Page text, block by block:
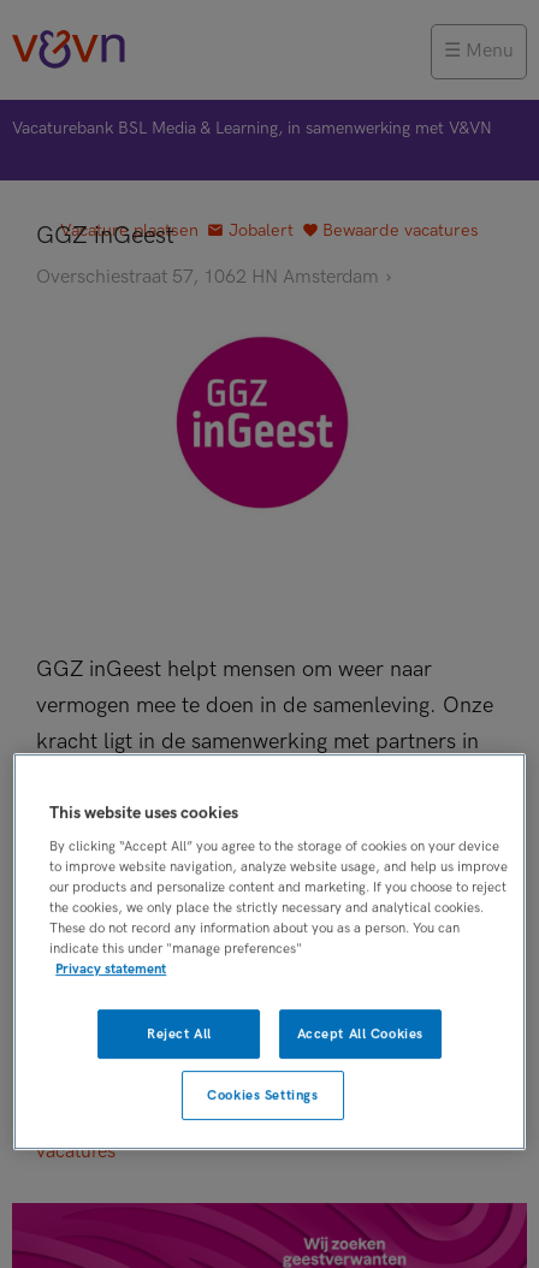
Menu
Vacaturebank BSL Media & Learning, in samenwerking met V&VN
Vacature plaatsen Jobalert Bewaarde vacatures
GGZ inGeest
Overschiestraat 57, 1062 HN Amsterdam
GGZ inGeest helpt mensen om weer naar
vermogen mee te doen in de samenleving. Onze
kracht ligt in de samenwerking met partners in
driehoek van cliënt, naaste en (zorg)professional.
Wij zijn gespecialiseerd in de behandeling van
complexe psychische problemen. Door
wetenschappelijk onderzoek en voortdurende
scholing van onze professionals verbeteren we
inGeest voor staat.
vacatures
This website uses cookies
By clicking “Accept All” you agree to the storage of cookies on your device
to improve website navigation, analyze website usage, and help us improve
our products and personalize content and marketing. If you choose to reject
the cookies, we only place the strictly necessary and analytical cookies.
These do not record any information about you as a person. You can
indicate this under "manage preferences"
Privacy statement
Reject All Accept All Cookies
Cookies Settings